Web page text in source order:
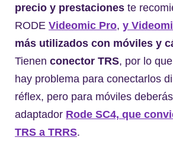
precio y prestaciones te
RODE Videomic Pro, y
más utilizados con móviles y
Tienen conector TRS, por lo
hay problema para conectarlos
réflex, pero para móviles
adaptador Rode SC4, que
TRS a TRRS.